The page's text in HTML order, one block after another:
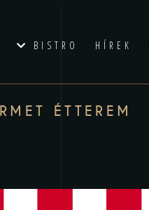
BISTRO HÍREK
ÉTTEREM